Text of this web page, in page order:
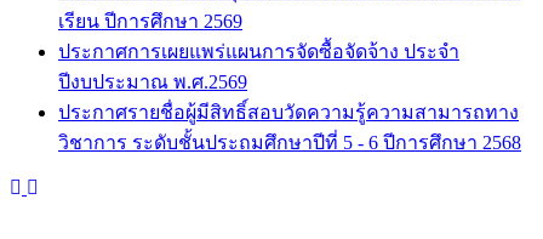
เรียน ปีการศึกษา 2569
ประกาศการเผยแพร่แผนการจัดซื้อจัดจ้าง ประจำ
ปีงบประมาณ พ.ศ.2569
ประกาศรายชื่อผู้มีสิทธิ์สอบวัดความรู้ความสามารถทาง
วิชาการ ระดับชั้นประถมศึกษาปีที่ 5 - 6 ปีการศึกษา 2568